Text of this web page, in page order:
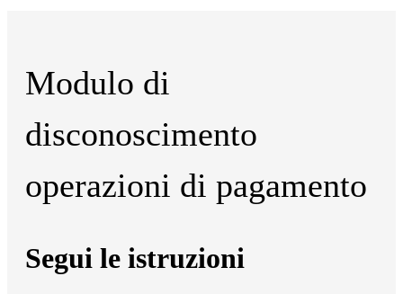
Modulo di
disconoscimento
operazioni di pagamento
Segui le istruzioni